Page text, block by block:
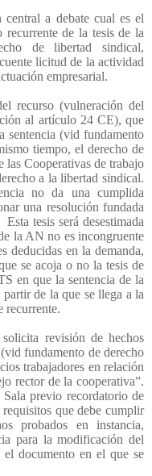
a debate cual es el
recurrente de la tesis de la
de libertad sindical,
licitud de la actividad
empresarial.
recurso (vulneración del
al artículo 24 CE), que
sentencia (vid fundamento
tiempo, el derecho de
las Cooperativas de trabajo
a la libertad sindical.
no da una cumplida
una resolución fundada
Esta tesis será desestimada
la AN no es incongruente
deducidas en la demanda,
se acoja o no la tesis de
en que la sentencia de la
de la que se llega a la
recurrente.
revisión de hechos
fundamento de derecho
trabajadores en relación
rector de la cooperativa”.
previo recordatorio de
que debe cumplir
probados en instancia,
para la modificación del
documento en el que se